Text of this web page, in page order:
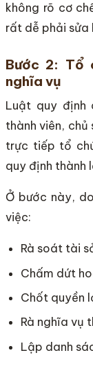
không rõ cơ
rất dễ phải sửa
Bước 2: Tổ
nghĩa vụ
Luật quy định
thành viên,
trực tiếp tổ
quy định thành
Ở bước này,
việc:
Rà soát tài
Chấm dứt
Chốt quyền
Rà nghĩa vụ
Lập danh